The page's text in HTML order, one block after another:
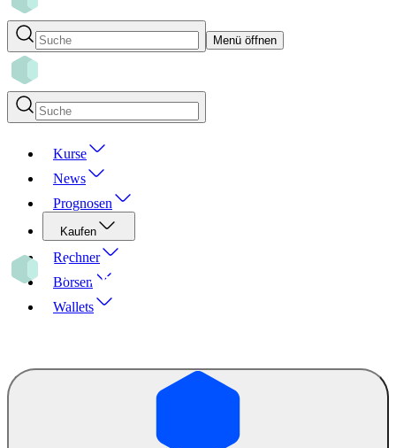
Menü öffnen
Kurse
News
Prognosen
Kaufen
Rechner
Börsen
Wallets